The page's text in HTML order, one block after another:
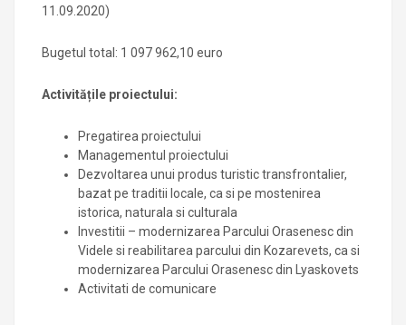
11.09.2020)
Bugetul total: 1 097 962,10 euro
Activitățile proiectului:
Pregatirea proiectului
Managementul proiectului
Dezvoltarea unui produs turistic transfrontalier,
bazat pe traditii locale, ca si pe mostenirea
istorica, naturala si culturala
Investitii – modernizarea Parcului Orasenesc din
Videle si reabilitarea parcului din Kozarevets, ca si
modernizarea Parcului Orasenesc din Lyaskovets
Activitati de comunicare